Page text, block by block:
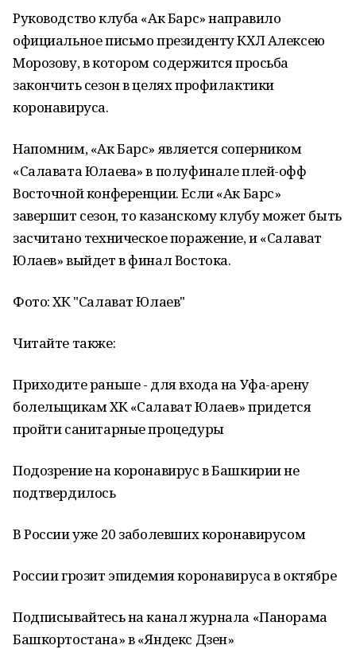
Руководство клуба «Ак Барс» направило
официальное письмо президенту КХЛ Алексею
Морозову, в котором содержится просьба
закончить сезон в целях профилактики
коронавируса.
Напомним, «Ак Барс» является соперником
«Салавата Юлаева» в полуфинале плей-офф
Восточной конференции. Если «Ак Барс»
завершит сезон, то казанскому клубу может быть
засчитано техническое поражение, и «Салават
Юлаев» выйдет в финал Востока.
Фото: ХК "Салават Юлаев"
Читайте также:
Приходите раньше - для входа на Уфа-арену
болельщикам ХК «Салават Юлаев» придется
пройти санитарные процедуры
Подозрение на коронавирус в Башкирии не
подтвердилось
В России уже 20 заболевших коронавирусом
России грозит эпидемия коронавируса в октябре
Подписывайтесь на канал журнала «Панорама
Башкортостана» в «Яндекс Дзен»